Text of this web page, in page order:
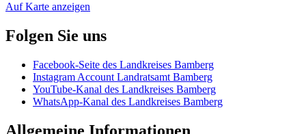
Auf Karte anzeigen
Folgen Sie uns
Facebook-Seite des Landkreises Bamberg
Instagram Account Landratsamt Bamberg
YouTube-Kanal des Landkreises Bamberg
WhatsApp-Kanal des Landkreises Bamberg
Allgemeine Informationen